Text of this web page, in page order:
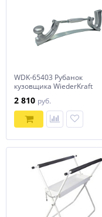
WDK-65403 Рубанок
кузовщика WiederKraft
2 810 руб.